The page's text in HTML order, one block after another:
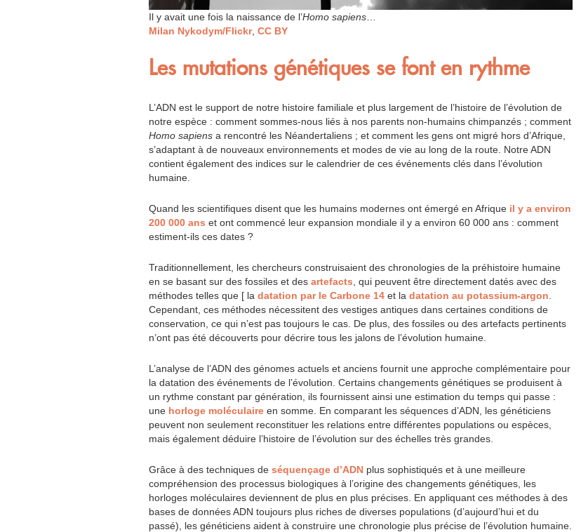
Il y avait une fois la naissance de l’Homo sapiens
Milan Nykodym/Flickr, CC BY
Les mutations génétiques se font en rythme
L’ADN est le support de notre histoire familiale et plus largement de l’histoire de l’évolution de
notre espèce : comment sommes-nous liés à nos parents non-humains chimpanzés ; comment
Homo sapiens a rencontré les Néandertaliens ; et comment les gens ont migré hors d’Afrique,
s’adaptant à de nouveaux environnements et modes de vie au long de la route. Notre ADN
contient également des indices sur le calendrier de ces événements clés dans l’évolution
humaine.
Quand les scientifiques disent que les humains modernes ont émergé en Afrique il y a environ
200 000 ans et ont commencé leur expansion mondiale il y a environ 60 000 ans : comment
estiment-ils ces dates ?
Traditionnellement, les chercheurs construisaient des chronologies de la préhistoire humaine
en se basant sur des fossiles et des artefacts , qui peuvent être directement datés avec des
méthodes telles que [ la datation par le Carbone 14 et la datation au potassium-argon
Cependant, ces méthodes nécessitent des vestiges antiques dans certaines conditions de
conservation, ce qui n’est pas toujours le cas. De plus, des fossiles ou des artefacts pertinents
n’ont pas été découverts pour décrire tous les jalons de l’évolution humaine.
L’analyse de l’ADN des génomes actuels et anciens fournit une approche complémentaire pour
la datation des événements de l’évolution. Certains changements génétiques se produisent à
un rythme constant par génération, ils fournissent ainsi une estimation du temps qui passe :
une horloge moléculaire en somme. En comparant les séquences d’ADN, les généticiens
peuvent non seulement reconstituer les relations entre différentes populations ou espèces,
mais également déduire l’histoire de l’évolution sur des échelles très grandes.
Grâce à des techniques de séquençage d’ADN plus sophistiqués et à une meilleure
compréhension des processus biologiques à l’origine des changements génétiques, les
horloges moléculaires deviennent de plus en plus précises. En appliquant ces méthodes à des
bases de données ADN toujours plus riches de diverses populations (d’aujourd’hui et du
passé), les généticiens aident à construire une chronologie plus précise de l’évolution humaine.